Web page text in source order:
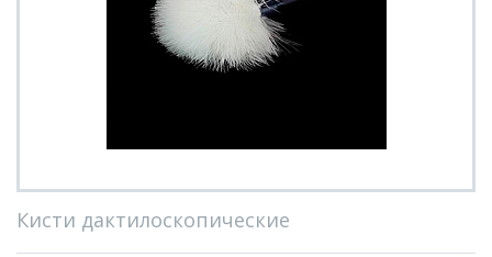
Кисти дактилоскопические